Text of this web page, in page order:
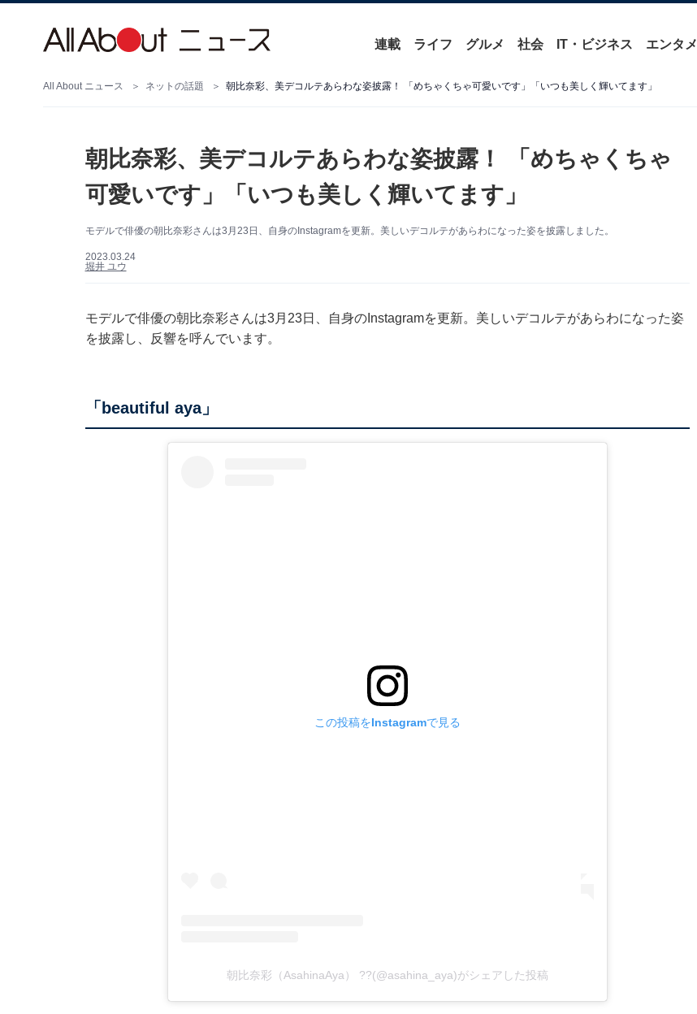
連載 ライフ グルメ 社会 IT・ビジネス エンタメ
All About ニュース ネットの話題 朝比奈彩、美デコルテあらわな姿披露！ 「めちゃくちゃ可愛いです」「いつも美しく輝いてます」
朝比奈彩、美デコルテあらわな姿披露！ 「めちゃくちゃ
可愛いです」「いつも美しく輝いてます」
モデルで俳優の朝比奈彩さんは3月23日、自身のInstagramを更新。美しいデコルテがあらわになった姿を披露しました。
2023.03.24
堀井 ユウ
モデルで俳優の朝比奈彩さんは3月23日、自身のInstagramを更新。美しいデコルテがあらわになった姿
を披露し、反響を呼んでいます。
「beautiful aya」
この投稿をInstagramで見る
朝比奈彩（AsahinaAya） ??(@asahina_aya)がシェアした投稿